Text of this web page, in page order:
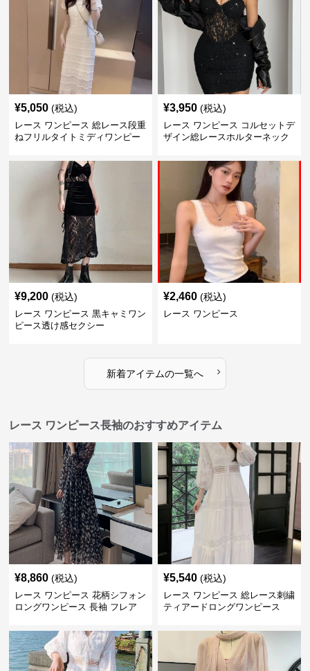
¥5,050 (税込)
レース ワンピース 総レース段重
ねフリルタイトミディワンピー
¥3,950 (税込)
レース ワンピース コルセットデ
ザイン総レースホルターネック
¥9,200 (税込)
レース ワンピース 黒キャミワン
ピース透け感セクシー
¥2,460 (税込)
レース ワンピース
新着アイテムの一覧へ ›
レース ワンピース長袖のおすすめアイテム
¥8,860 (税込)
レース ワンピース 花柄シフォン
ロングワンピース 長袖 フレア
¥5,540 (税込)
レース ワンピース 総レース刺繍
ティアードロングワンピース